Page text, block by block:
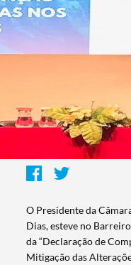
O Presidente da
Dias, esteve no
da “Declaração de
Mitigação das